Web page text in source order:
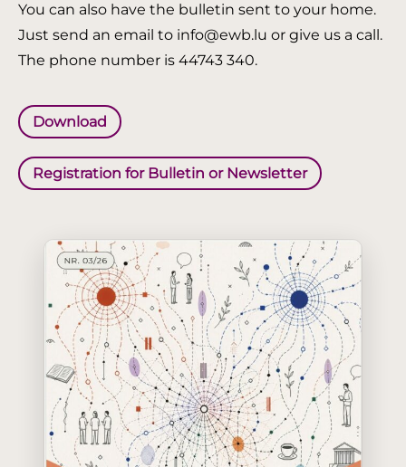
You can also have the bulletin sent to your home.
Just send an email to info@ewb.lu or give us a call.
The phone number is 44743 340.
Download
Registration for Bulletin or Newsletter